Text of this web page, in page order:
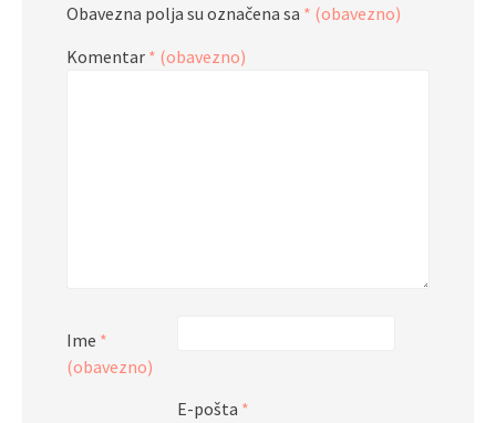
Obavezna polja su označena sa * (obavezno)
Komentar * (obavezno)
Ime *
(obavezno)
E-pošta *